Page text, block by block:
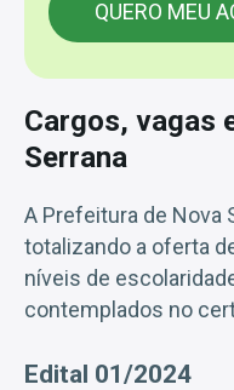
QUERO MEU
Cargos, vagas
Serrana
A Prefeitura de Nova
totalizando a oferta
níveis de
contemplados no
Edital 01/2024